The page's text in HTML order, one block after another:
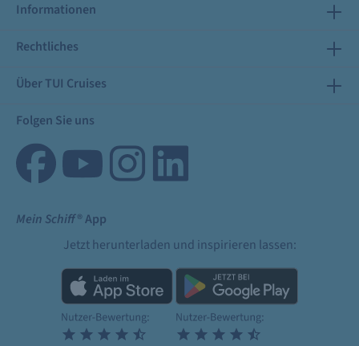
Informationen
Rechtliches
Über TUI Cruises
Folgen Sie uns
Mein Schiff® App
Jetzt herunterladen und inspirieren lassen: